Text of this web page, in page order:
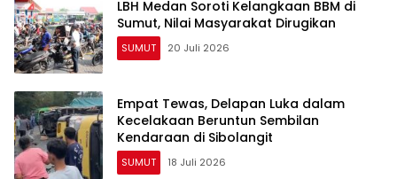
LBH Medan Soroti Kelangkaan BBM di
Sumut, Nilai Masyarakat Dirugikan
SUMUT 20 Juli 2026
Empat Tewas, Delapan Luka dalam
Kecelakaan Beruntun Sembilan
Kendaraan di Sibolangit
SUMUT 18 Juli 2026